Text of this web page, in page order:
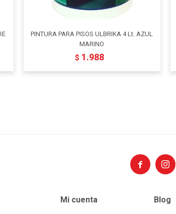
PINTURA PARA PISOS ULBRIKA 4 Lt. AZUL
MARINO
$ 1.988
 
Mi cuenta Blog